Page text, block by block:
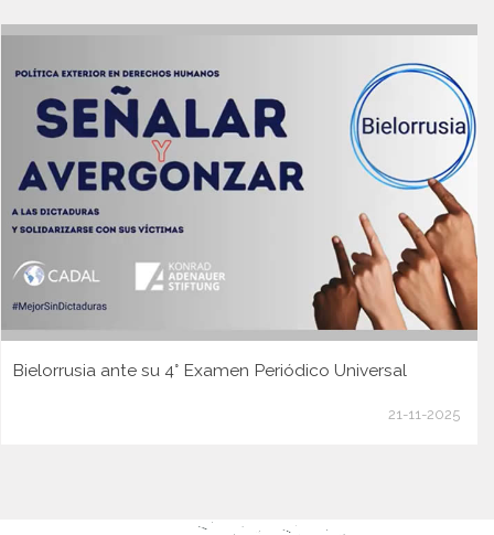
Bielorrusia ante su 4° Examen Periódico Universal
21-11-2025